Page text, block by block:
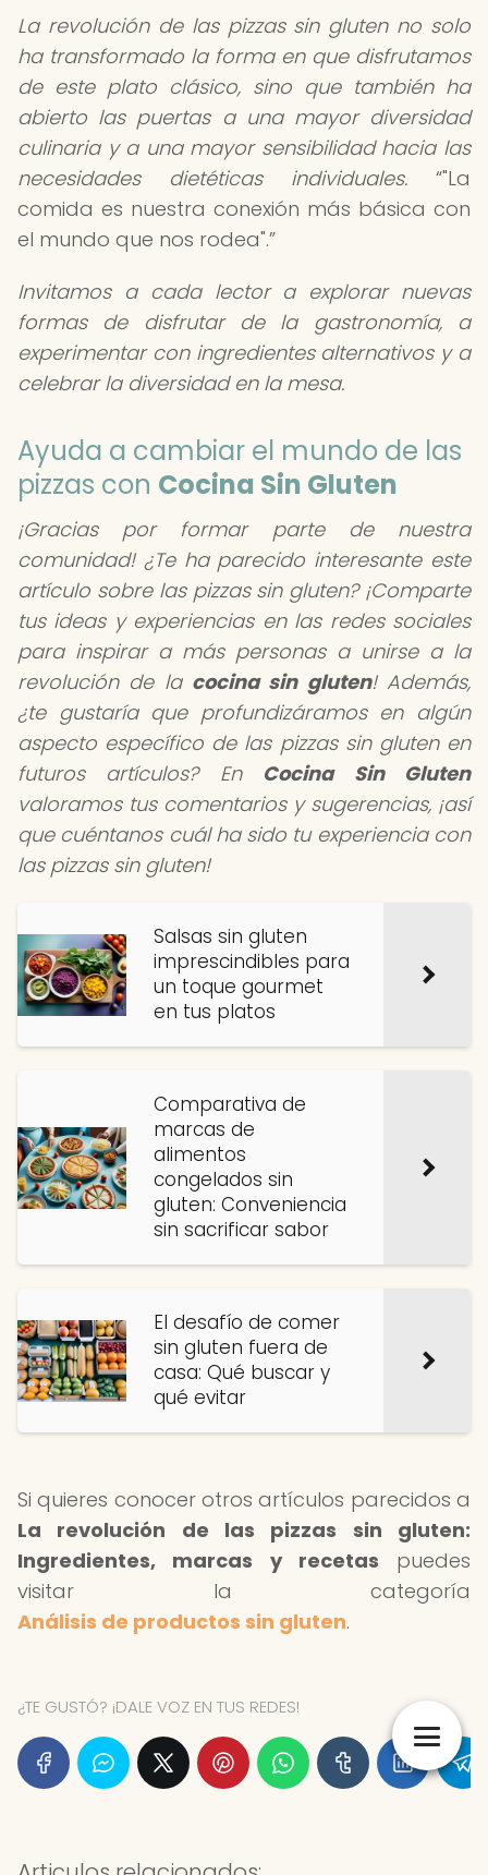
La revolución de las pizzas sin gluten no solo
ha transformado la forma en que disfrutamos
de este plato clásico, sino que también ha
abierto las puertas a una mayor diversidad
culinaria y a una mayor sensibilidad hacia las
necesidades dietéticas individuales.
"La
comida es nuestra conexión más básica con
el mundo que nos rodea".
Invitamos a cada lector a explorar nuevas
formas de disfrutar de la gastronomía, a
experimentar con ingredientes alternativos y a
celebrar la diversidad en la mesa.
Ayuda a cambiar el mundo de las
pizzas con Cocina Sin Gluten
¡Gracias por formar parte de nuestra
comunidad! ¿Te ha parecido interesante este
artículo sobre las pizzas sin gluten? ¡Comparte
tus ideas y experiencias en las redes sociales
para inspirar a más personas a unirse a la
revolución de la cocina sin gluten! Además,
¿te gustaría que profundizáramos en algún
aspecto específico de las pizzas sin gluten en
futuros artículos? En Cocina Sin Gluten
valoramos tus comentarios y sugerencias, ¡así
que cuéntanos cuál ha sido tu experiencia con
las pizzas sin gluten!
Salsas sin gluten
imprescindibles para
un toque gourmet
en tus platos
Comparativa de
marcas de
alimentos
congelados sin
gluten: Conveniencia
sin sacrificar sabor
El desafío de comer
sin gluten fuera de
casa: Qué buscar y
qué evitar
Si quieres conocer otros artículos parecidos a
La revolución de las pizzas sin gluten:
Ingredientes, marcas y recetas puedes
visitar la categoría
Análisis de productos sin gluten.
¿TE GUSTÓ? ¡DALE VOZ EN TUS REDES!